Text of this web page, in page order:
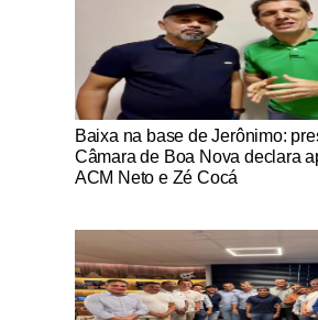
Notícias Católicas
Baixa na base de Jerônimo:
Câmara de Boa Nova declara
ACM Neto e Zé Cocá